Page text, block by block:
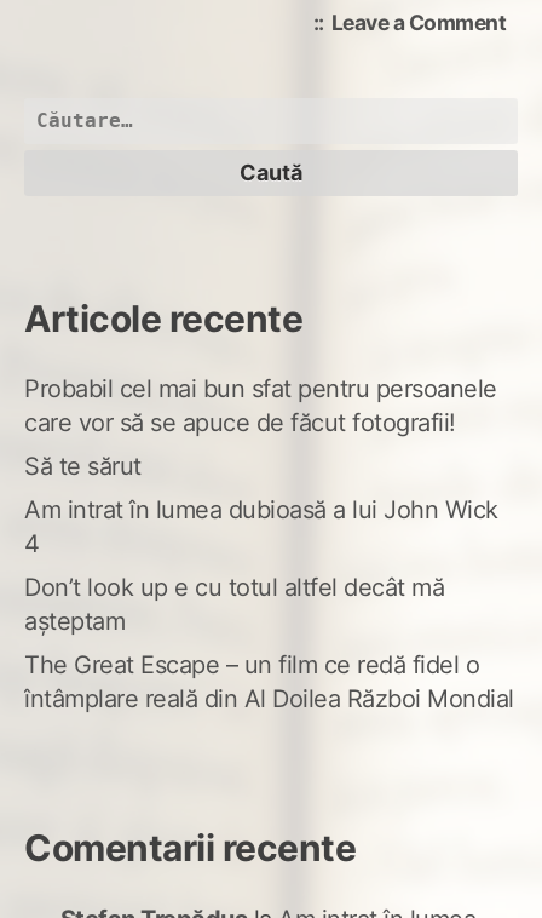
Leave a Commenton
Caută
Articole recente
Probabil cel mai bun sfat pentru persoanele
care vor să se apuce de făcut fotografii!
Să te sărut
Am intrat în lumea dubioasă a lui John Wick
4
Don’t look up e cu totul altfel decât mă
așteptam
The Great Escape – un film ce redă fidel o
întâmplare reală din Al Doilea Război Mondial
Comentarii recente